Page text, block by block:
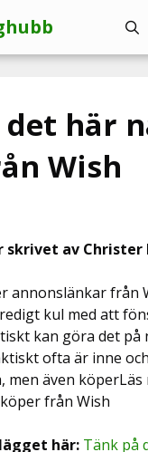
det här
Wish
av Christer
annonslänkar från
kul med att
kan göra det på
ofta är inne och
men även köperLäs
från Wish
här: Tänk på